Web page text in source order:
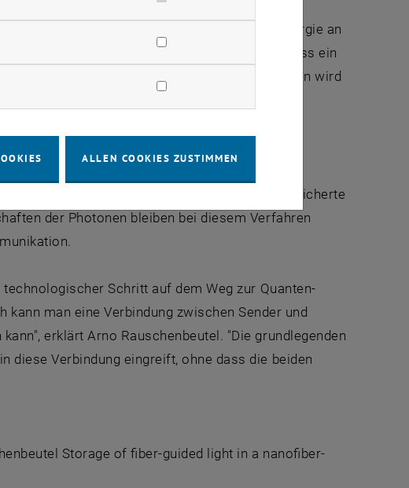
Laser verwendet, der den Zustand höherer Energie an
dieser drei Zustände kann man erreichen, dass ein
zufällig wieder ausgesandt wird. Stattdessen wird
Atomen übertragen und für definierte Zeit
des Kontroll-Lasers dazu gebracht, das gespeicherte
der Photonen bleiben bei diesem Verfahren
Schritt auf dem Weg zur Quanten-
man eine Verbindung zwischen Sender und
erklärt Arno Rauschenbeutel. "Die grundlegenden
diese Verbindung eingreift, ohne dass die beiden
Storage of fiber-guided light in a nanofiber-
ALLEN COOKIES ZUSTIMMEN